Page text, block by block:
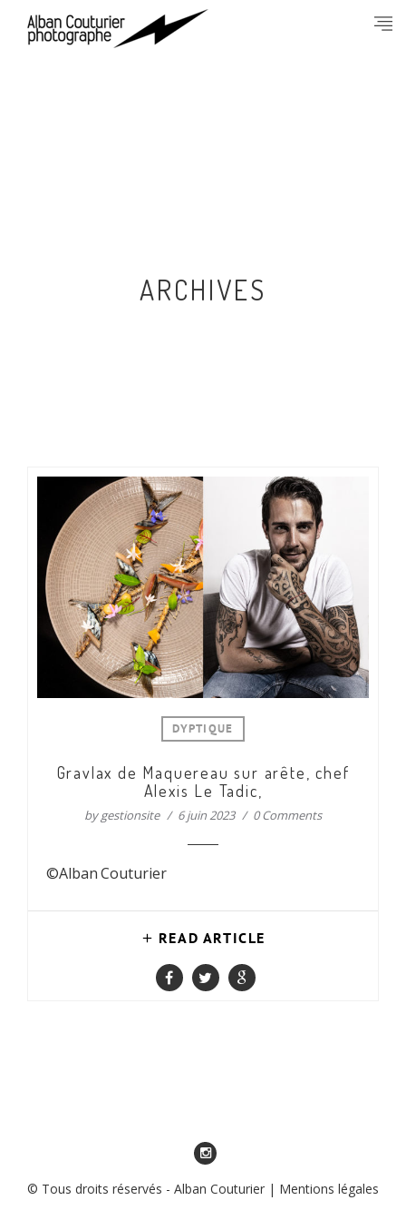
ARCHIVES
DYPTIQUE
Gravlax de Maquereau sur arête, chef
Alexis Le Tadic,
bygestionsite 6 juin 2023 0 Comments
©Alban Couturier
READ ARTICLE
© Tous droits réservés - Alban Couturier | Mentions légales